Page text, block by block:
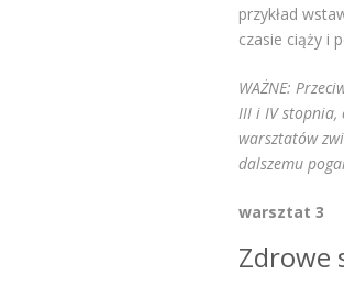
przykład
czasie ciąży i
WAŻNE:
III i IV stopnia,
warsztatów
dalszemu
warsztat 3
Zdrowe